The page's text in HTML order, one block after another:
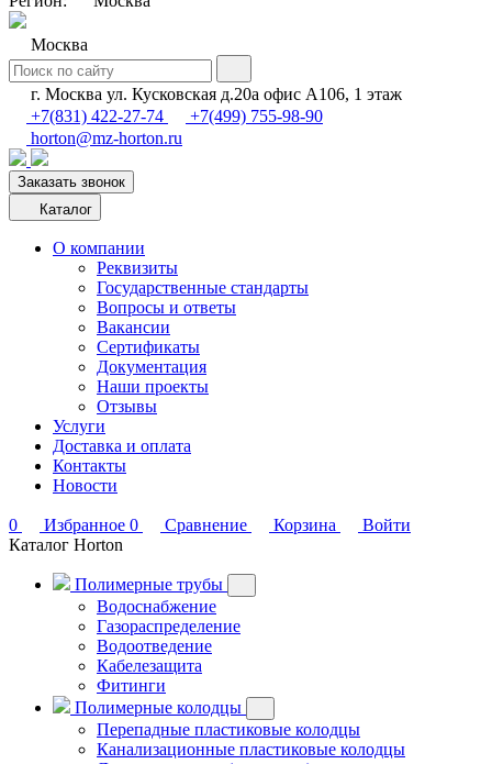
Москва
г. Москва ул. Кусковская д.20а офис А106, 1 этаж
+7(831) 422-27-74
+7(499) 755-98-90
horton@mz-horton.ru
Заказать звонок
Каталог
О компании
Реквизиты
Государственные стандарты
Вопросы и ответы
Вакансии
Сертификаты
Документация
Наши проекты
Отзывы
Услуги
Доставка и оплата
Контакты
Новости
0 Избранное 0 Сравнение Корзина
Войти
Каталог Horton
Полимерные трубы
Водоснабжение
Газораспределение
Водоотведение
Кабелезащита
Фитинги
Полимерные колодцы
Перепадные пластиковые колодцы
Канализационные пластиковые колодцы